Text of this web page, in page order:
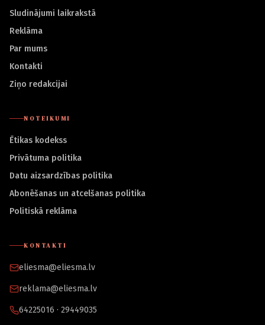
Sludinājumi laikrakstā
Reklāma
Par mums
Kontakti
Ziņo redakcijai
NOTEIKUMI
Ētikas kodekss
Privātuma politika
Datu aizsardzības politika
Abonēšanas un atcelšanas politika
Politiskā reklāma
KONTAKTI
eliesma@eliesma.lv
reklama@eliesma.lv
64225016 · 29449035